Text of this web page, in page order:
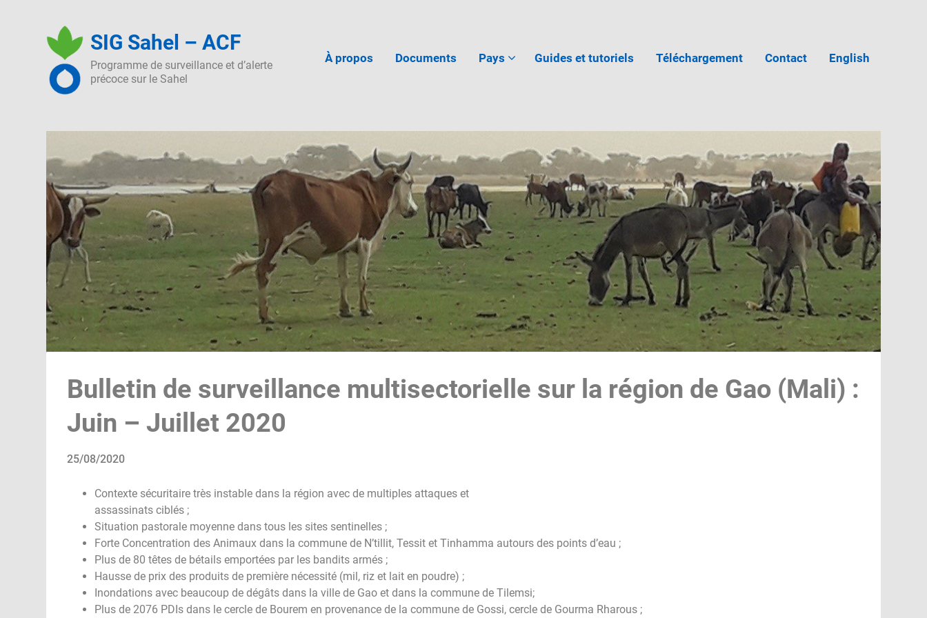
SIG Sahel – ACF
Programme de surveillance et d’alerte
précoce sur le Sahel
À propos Documents Pays Guides et tutoriels Téléchargement Contact English
Bulletin de surveillance multisectorielle sur la région de Gao (Mali) :
Juin – Juillet 2020
25/08/2020
Contexte sécuritaire très instable dans la région avec de multiples attaques et
assassinats ciblés ;
Situation pastorale moyenne dans tous les sites sentinelles ;
Forte Concentration des Animaux dans la commune de N’tillit, Tessit et Tinhamma autours des points d’eau ;
Plus de 80 têtes de bétails emportées par les bandits armés ;
Hausse de prix des produits de première nécessité (mil, riz et lait en poudre) ;
Inondations avec beaucoup de dégâts dans la ville de Gao et dans la commune de Tilemsi;
Plus de 2076 PDIs dans le cercle de Bourem en provenance de la commune de Gossi, cercle de Gourma Rharous ;